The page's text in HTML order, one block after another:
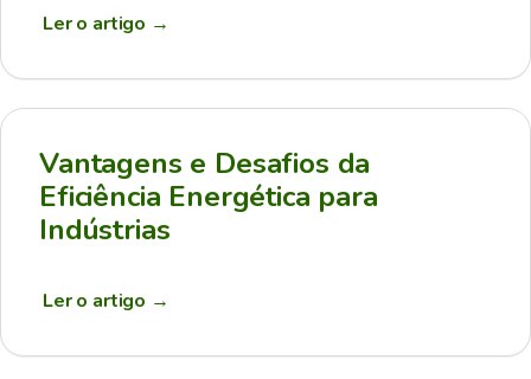
Ler o artigo →
Vantagens e Desafios da
Eficiência Energética para
Indústrias
Ler o artigo →